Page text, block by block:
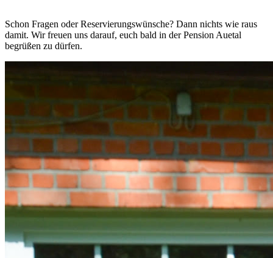
Schon Fragen oder Reservierungswünsche? Dann nichts wie raus
damit. Wir freuen uns darauf, euch bald in der Pension Auetal
begrüßen zu dürfen.